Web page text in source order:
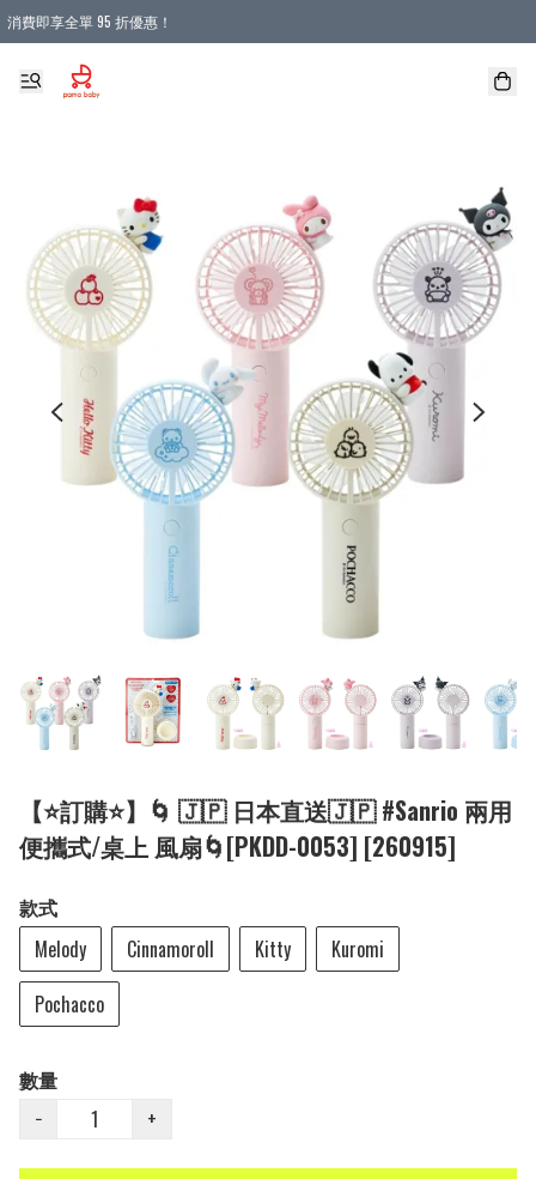
消費即享全單 95 折優惠！
購物滿 HKD 900.00即享免運費優惠！（適用於 本地送貨、本地取貨 )
【⭐訂購⭐】🌀 🇯🇵 日本直送🇯🇵 #Sanrio 兩用
便攜式/桌上 風扇🌀[PKDD-0053] [260915]
款式
Melody
Cinnamoroll Kitty
Kuromi
Pochacco
數量
−
+